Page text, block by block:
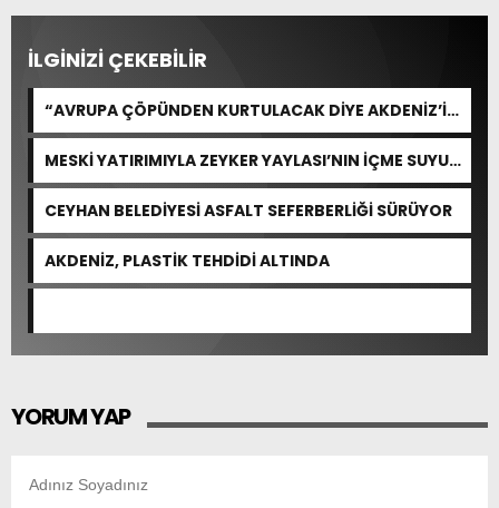
İLGİNİZİ ÇEKEBİLİR
“AVRUPA ÇÖPÜNDEN KURTULACAK DİYE AKDENİZ’İ
FEDA EDEMEZSİNİZ!”
MESKİ YATIRIMIYLA ZEYKER YAYLASI’NIN İÇME SUYU
KAPASİTESİ GÜÇLENDİRİLDİ
CEYHAN BELEDİYESİ ASFALT SEFERBERLİĞİ SÜRÜYOR
AKDENİZ, PLASTİK TEHDİDİ ALTINDA
YORUM YAP